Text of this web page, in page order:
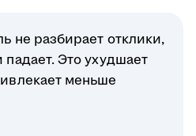
не разбирает отклики,
Это ухудшает
меньше